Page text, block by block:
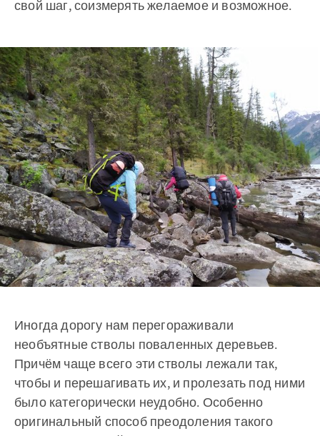
свой шаг, соизмерять желаемое и возможное.
Иногда дорогу нам перегораживали
необъятные стволы поваленных деревьев.
Причём чаще всего эти стволы лежали так,
чтобы и перешагивать их, и пролезать под ними
было категорически неудобно. Особенно
оригинальный способ преодоления такого